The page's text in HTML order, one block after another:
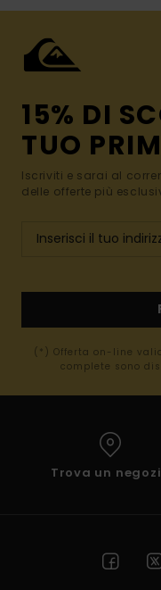
15% DI
TUO
Iscriviti e sarai al
delle offerte più
(*) Offerta on-line
complete sono
Trova un